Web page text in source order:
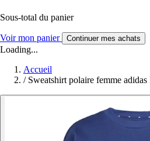
Sous-total du panier
Voir mon panier Continuer mes achats
Loading...
Accueil
/ Sweatshirt polaire femme adidas